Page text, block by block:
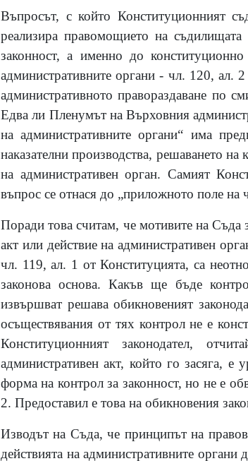
Въпросът, с който Конституционният
реализира правомощието на
законност, а именно до
административните органи - чл. 120, ал.
административното правораздаване по
Едва ли Пленумът на Върховния
на административните органи“ има
наказателни производства, решаването на
на административен орган. Самият
въпрос се отнася до „приложното поле на
Поради това считам, че мотивите на Съда
акт или действие на административен
чл. 119, ал. 1 от Конституцията, са
законова основа. Какъв ще бъде
извършват решава обикновеният
осъществявания от тях контрол не е
Конституционният законодател,
административен акт, който го засяга,
форма на контрол за законност, но не е
2. Предоставил е това на обикновения
Изводът на Съда, че принципът на
действията на административните